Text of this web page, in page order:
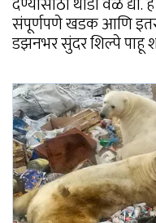
संपूर्णपणे खडक आणि इतर
डझनभर सुंदर शिल्पे पाहू